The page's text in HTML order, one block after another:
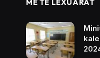
MË TË LEXUARAT